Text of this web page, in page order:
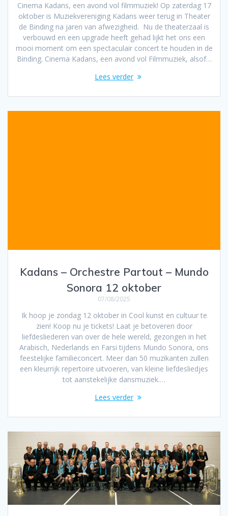
Cinema Kadans, een avond vol filmmuziek! Op zaterdag 17
oktober is Muziekvereniging Kadans weer terug in Theater
de Binding na jaren van afwezigheid. Nu de theaterzaal is
verbouwd en een upgrade heeft gehad lijkt het ons een
mooi moment om een spectaculair concert te houden in de
Binding. Cinema Kadans, een avond vol Filmmuziek, alsof…
Lees verder
Kadans – Orchestre Partout – Mundo
Sonora 12 oktober
07/08/2025
Ik hoop je zondag 12 oktober in Cool kunst en cultuur te
zien! Koop nu je tickets! Laat je betoveren door
liefdesliederen van over de hele wereld, gezongen in het
Arabisch, Nederlands en Farsi tijdens Mundo Sonora, ons
feestelijke familieconcert. Meer dan 50 muzikanten zullen
een kleurrijk repertoire uitvoeren, van kleine liefdesliedjes
tot aanstekelijke dansmuziek.…
Lees verder